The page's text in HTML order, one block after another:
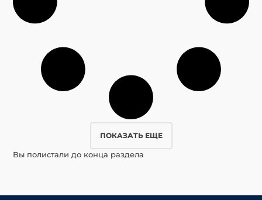
ПОКАЗАТЬ ЕЩЕ
Вы полистали до конца раздела